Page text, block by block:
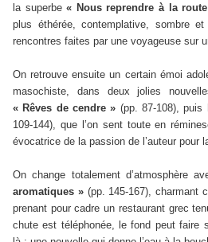
la superbe« Nous reprendre à la
plus éthérée, contemplative, sombre
rencontres faites par une voyageuse sur
On retrouve ensuite un certain émoi
masochiste, dans deux jolies
« Rêves de cendre » (pp. 87-108), puis
109-144), que l’on sent toute en
évocatrice de la passion de l’auteur pour
On change totalement d’atmosphère
aromatiques »(pp. 145-167), charmant
prenant pour cadre un restaurant grec
chute est téléphonée, le fond peut faire